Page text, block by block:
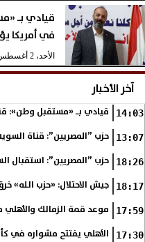
قيادي بـ
في أمريكا
الأحد، 2 أغسطس 2026
آخر الأخبار
14:03 قيادي بـ «مستقبل وطن»:
13:07 حزب ”المصريين”: قناة
18:26 حزب ”المصريين”: استقبال
18:17 جيش الاحتلال: «حزب الله»
17:59 موعد قمة الزمالك والأهلي في
17:30 الأهلي يفتتح مشواره في